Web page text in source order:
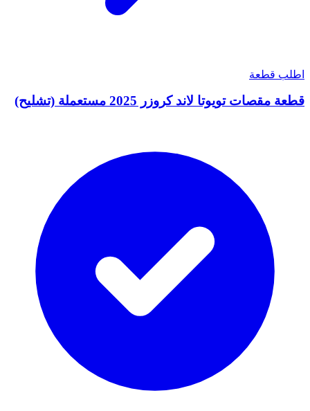
اطلب قطعة
قطعة مقصات تويوتا لاند كروزر 2025 مستعملة (تشليح)